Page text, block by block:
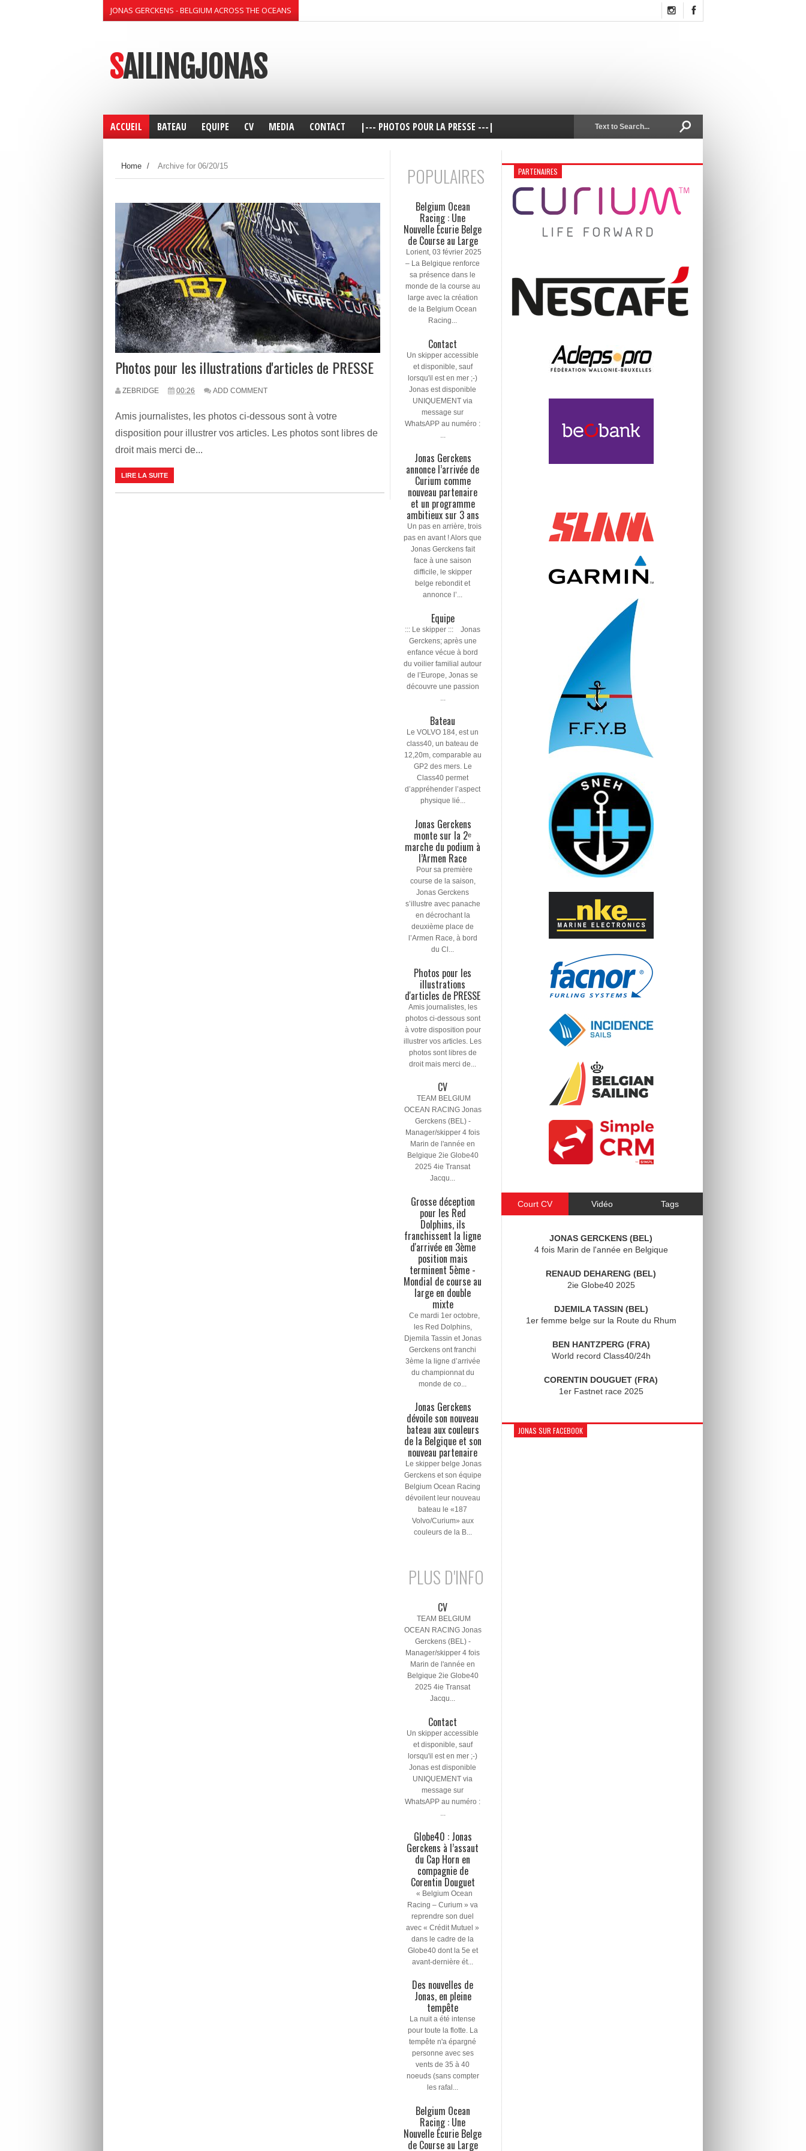
JONAS GERCKENS - BELGIUM ACROSS THE OCEANS
SAILINGJONAS
ACCUEIL BATEAU EQUIPE CV MEDIA CONTACT |--- PHOTOS POUR LA PRESSE ---|
POPULAIRES
Belgium Ocean
Racing : Une
Nouvelle Écurie Belge
de Course au Large
Lorient, 03 février 2025
– La Belgique renforce
sa présence dans le
monde de la course au
large avec la création
de la Belgium Ocean
Racing...
Contact
Un skipper accessible
et disponible, sauf
lorsqu'il est en mer ;-)
Jonas est disponible
UNIQUEMENT via
message sur
WhatsAPP au numéro :
Jonas Gerckens
annonce l’arrivée de
Curium comme
nouveau partenaire
et un programme
ambitieux sur 3 ans
Un pas en arrière, trois
pas en avant ! Alors que
Jonas Gerckens fait
face à une saison
difficile, le skipper
belge rebondit et
annonce l’...
Equipe
::: Le skipper ::: Jonas
Gerckens; après une
enfance vécue à bord
du voilier familial autour
de l’Europe, Jonas se
découvre une passion
Bateau
Le VOLVO 184, est un
class40, un bateau de
12,20m, comparable au
GP2 des mers. Le
Class40 permet
d’appréhender l’aspect
physique lié...
Jonas Gerckens
monte sur la 2ᵉ
marche du podium à
l’Armen Race
Pour sa première
course de la saison,
Jonas Gerckens
s’illustre avec panache
en décrochant la
deuxième place de
l’Armen Race, à bord
du Cl...
Photos pour les
illustrations
d'articles de PRESSE
Amis journalistes, les
photos ci-dessous sont
à votre disposition pour
illustrer vos articles. Les
photos sont libres de
droit mais merci de...
CV
TEAM BELGIUM
OCEAN RACING Jonas
Gerckens (BEL) -
Manager/skipper 4 fois
Marin de l'année en
Belgique 2ie Globe40
2025 4ie Transat
Jacqu...
Grosse déception
pour les Red
Dolphins, ils
franchissent la ligne
d'arrivée en 3ème
position mais
terminent 5ème -
Mondial de course au
large en double
mixte
Ce mardi 1er octobre,
les Red Dolphins,
Djemila Tassin et Jonas
Gerckens ont franchi
3ème la ligne d’arrivée
du championnat du
monde de co...
Jonas Gerckens
dévoile son nouveau
bateau aux couleurs
de la Belgique et son
nouveau partenaire
Le skipper belge Jonas
Gerckens et son équipe
Belgium Ocean Racing
dévoilent leur nouveau
bateau le «187
Volvo/Curium» aux
couleurs de la B...
PLUS D'INFO
CV
TEAM BELGIUM
OCEAN RACING Jonas
Gerckens (BEL) -
Manager/skipper 4 fois
Marin de l'année en
Belgique 2ie Globe40
2025 4ie Transat
Jacqu...
Contact
Un skipper accessible
et disponible, sauf
lorsqu'il est en mer ;-)
Jonas est disponible
UNIQUEMENT via
message sur
WhatsAPP au numéro :
Globe40 : Jonas
Gerckens à l’assaut
du Cap Horn en
compagnie de
Corentin Douguet
« Belgium Ocean
Racing – Curium » va
reprendre son duel
avec « Crédit Mutuel »
dans le cadre de la
Globe40 dont la 5e et
avant-dernière ét...
Des nouvelles de
Jonas, en pleine
tempête
La nuit a été intense
pour toute la flotte. La
tempête n'a épargné
personne avec ses
vents de 35 à 40
noeuds (sans compter
les rafal...
Belgium Ocean
Racing : Une
Nouvelle Écurie Belge
de Course au Large
Home / Archive for 06/20/15
Photos pour les illustrations d'articles de PRESSE
ZEBRIDGE 00:26 ADD COMMENT
Amis journalistes, les photos ci-dessous sont à votre
disposition pour illustrer vos articles. Les photos sont libres de
droit mais merci de...
LIRE LA SUITE
PARTENAIRES
Court CV Vidéo Tags
JONAS GERCKENS (BEL)
4 fois Marin de l'année en Belgique
RENAUD DEHARENG (BEL)
2ie Globe40 2025
DJEMILA TASSIN (BEL)
1er femme belge sur la Route du Rhum
BEN HANTZPERG (FRA)
World record Class40/24h
CORENTIN DOUGUET (FRA)
1er Fastnet race 2025
JONAS SUR FACEBOOK